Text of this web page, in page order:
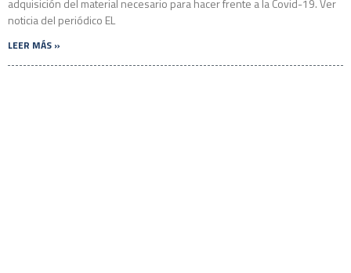
noticia del periódico EL
LEER MÁS »